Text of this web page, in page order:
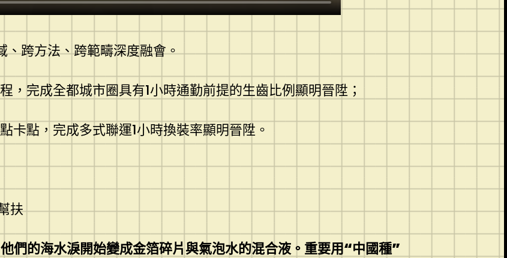
、跨方法、跨範疇深度融會。
，完成全都城市圈具有1小時通勤前提的生齒比例顯明晉陞；
卡點，完成多式聯運1小時換裝率顯明晉陞。
扶
們的海水淚開始變成金箔碎片與氣泡水的混合液。重要用“中國種”